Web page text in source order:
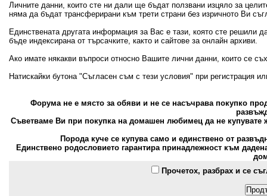
Личните данни, които сте ни дали ще бъдат ползвани изцяло за
няма да бъдат трансферирани към трети страни без изричното Ви
Единствената другата информация за Вас е тази, която сте решили
бъде индексирана от търсачките, както и сайтове за онлайн архиви.
Ако имате някакви въпроси относно Вашите лични данни, които се
Натискайки бутона "Съгласен съм с тези условия" при
Форума не е място за обяви и не се насъчрава покупко
Съветваме Ви при покупка на домашен любимец да не купувате
Порода куче се купува само и единствено от
Единствено родословието гарантира принадлежност към
Прочетох, разбрах и се